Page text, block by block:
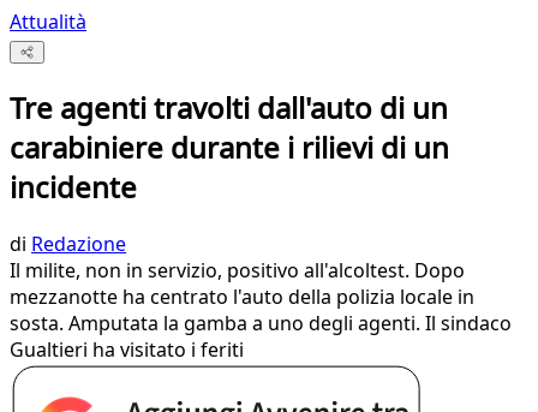
Attualità
Tre agenti travolti dall'auto di un
carabiniere durante i rilievi di un
incidente
di Redazione
Il milite, non in servizio, positivo all'alcoltest. Dopo
mezzanotte ha centrato l'auto della polizia locale in
sosta. Amputata la gamba a uno degli agenti. Il sindaco
Gualtieri ha visitato i feriti